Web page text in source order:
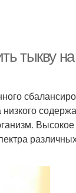
тыкву